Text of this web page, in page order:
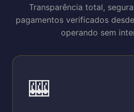
Transparência total,
pagamentos verificados
operando sem
🎰